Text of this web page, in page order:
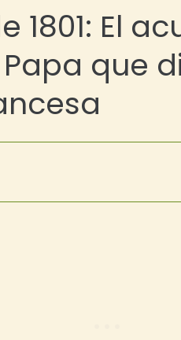
1801: El
que